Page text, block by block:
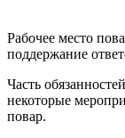
Рабочее место
поддержание
Часть
некоторые
повар.